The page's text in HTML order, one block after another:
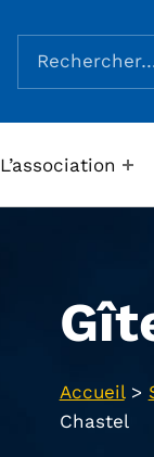
Rechercher :
L’association
Accueil>
Chastel